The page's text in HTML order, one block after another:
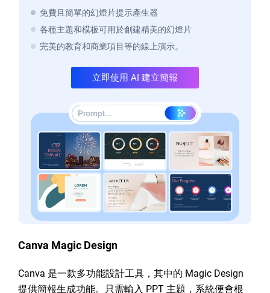
免費且簡單的幻燈片提示產生器
各種主題和模板可用於創建精美的幻燈片
完美的教育和商業項目等的線上演示。
立即使用 AI 建立簡報
Canva Magic Design
Canva 是一款多功能設計工具，其中的 Magic Design
提供簡報生成功能。只需輸入 PPT 主題，系統便會根